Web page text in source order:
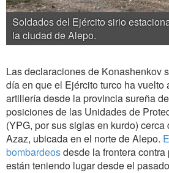
Soldados del Ejército sirio
la ciudad de Alepo.
Las declaraciones de Konashenkov
día en que el Ejército turco ha vuelto
artillería desde la provincia sureña
posiciones de las Unidades de
(YPG, por sus siglas en kurdo)
Azaz, ubicada en el norte de Alepo.
bombardeosdesde la frontera
están teniendo lugar desde el